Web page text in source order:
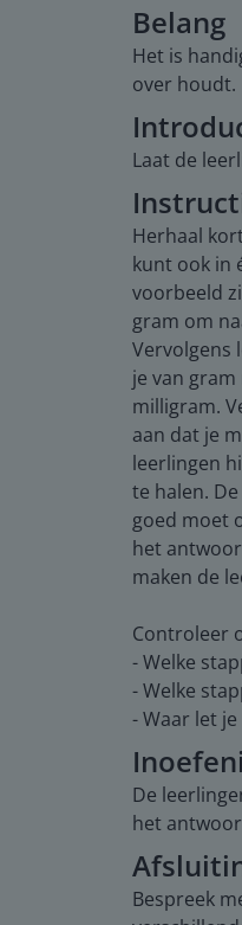
Belang
Het is
over houdt.
Laat de
Herhaal
kunt ook in
voorbeeld
gram om
Vervolgens
je van
milligram.
aan dat je
leerlingen
te halen.
goed moet
het
maken de
Controleer
- Welke
- Welke
- Waar let
De
het
Bespreek